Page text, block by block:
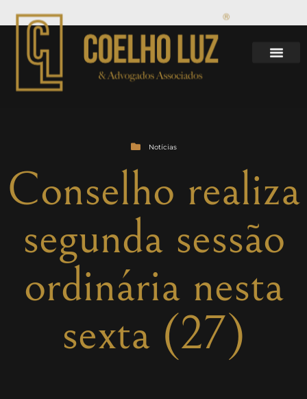
Notícias
Conselho realiza
segunda sessão
ordinária nesta
sexta (27)